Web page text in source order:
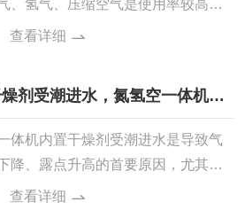
，可为在线色谱设备持续供给合规
线色谱专用氢空一体机的一体化集
适配工业现场的...
、氢气、压缩空气是使用率较高的
，广泛配套气相色谱仪、质谱检测
放过程存在诸多不便，气体切换使
气源支持，成为实验室气源系统优
查看详细
剂受潮进水，氮氢空一体机防
点
体机内置干燥剂受潮进水是导致气
降、露点升高的首要原因，尤其在
季节频发。防潮保养必须从干燥剂
查看详细